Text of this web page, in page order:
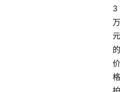
3
万
元
的
价
格